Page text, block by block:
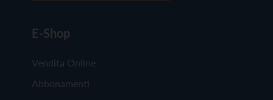
E-Shop
Vendita Online
Abbonamenti